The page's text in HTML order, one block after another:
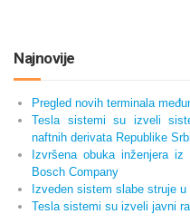
Najnovije
Pregled novih terminala
Tesla sistemi su izveli
naftnih derivata Republike
Izvršena obuka inženjera
Bosch Company
Izveden sistem slabe struje
Tesla sistemi su izveli javni